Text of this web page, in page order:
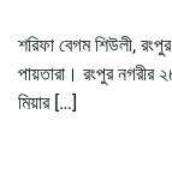
শরিফা বেগম শিউলী,
পায়তারা। রংপুর নগরীর
মিয়ার […]